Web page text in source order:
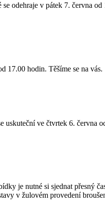
odehraje v pátek 7. června
17.00 hodin. Těšíme se na vás.
ve čtvrtek 6. června
je nutné si sjednat přesný
v žulovém provedení